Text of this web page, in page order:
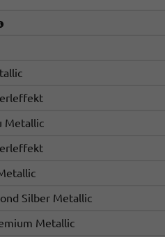
Metallic
Silber Metallic
Metallic